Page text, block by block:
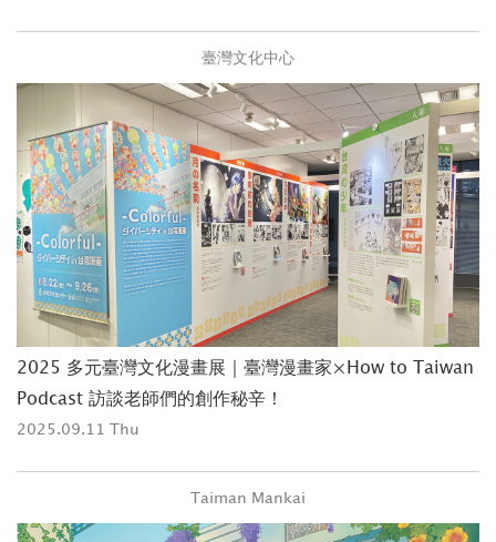
臺灣文化中心
2025 多元臺灣文化漫畫展｜臺灣漫畫家×How to Taiwan
Podcast 訪談老師們的創作秘辛！
2025.09.11 Thu
Taiman Mankai